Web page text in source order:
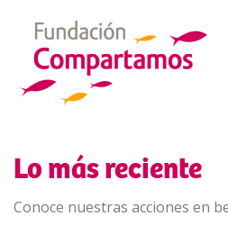
Lo más reciente
Conoce nuestras acciones en